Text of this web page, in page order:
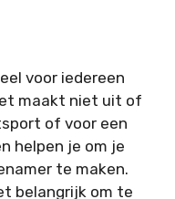
voor iedereen
maakt niet uit of
of voor een
helpen je om je
te maken.
belangrijk om te